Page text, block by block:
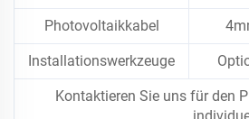
Photovoltaikkabel
Installationswerkzeuge
Kontaktieren Sie uns für den